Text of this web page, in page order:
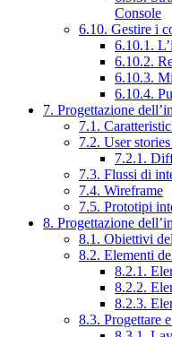
Console
6.10. Gestire i
6.10.1.
6.10.2.
6.10.3.
6.10.4.
7. Progettazione
7.1.
7.2. User
7.2.1.
7.3. Flussi di
7.4. Wireframe
7.5. Prototipi
8. Progettazione
8.1. Obiettivi
8.2. Elementi
8.2.1.
8.2.2.
8.2.3.
8.3. Progettare